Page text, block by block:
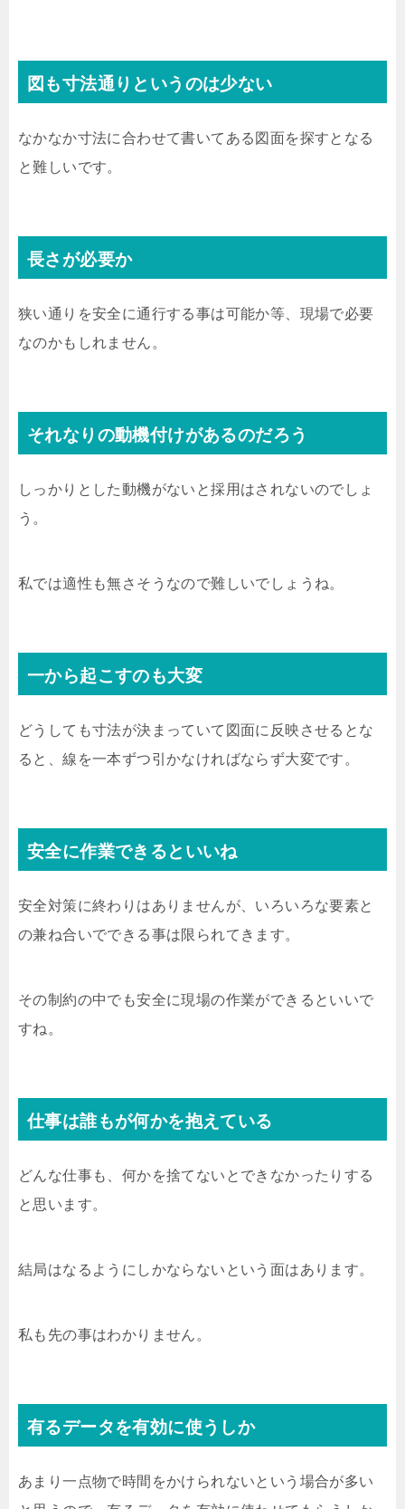
図も寸法通りというのは少ない
なかなか寸法に合わせて書いてある図面を探すとなる
と難しいです。
長さが必要か
狭い通りを安全に通行する事は可能か等、現場で必要
なのかもしれません。
それなりの動機付けがあるのだろう
しっかりとした動機がないと採用はされないのでしょ
う。
私では適性も無さそうなので難しいでしょうね。
一から起こすのも大変
どうしても寸法が決まっていて図面に反映させるとな
ると、線を一本ずつ引かなければならず大変です。
安全に作業できるといいね
安全対策に終わりはありませんが、いろいろな要素と
の兼ね合いでできる事は限られてきます。
その制約の中でも安全に現場の作業ができるといいで
すね。
仕事は誰もが何かを抱えている
どんな仕事も、何かを捨てないとできなかったりする
と思います。
結局はなるようにしかならないという面はあります。
私も先の事はわかりません。
有るデータを有効に使うしか
あまり一点物で時間をかけられないという場合が多い